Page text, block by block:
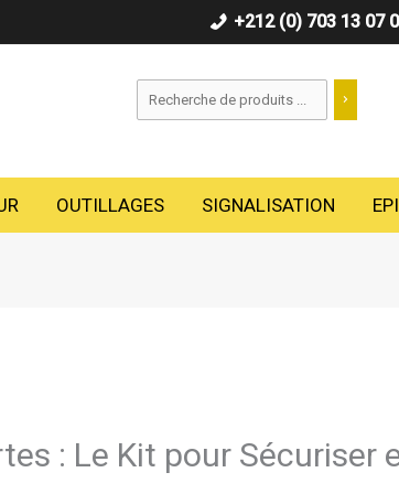
+212 (0) 703 13 07
OUTILLAGES SIGNALISATION EPI
: Le Kit pour